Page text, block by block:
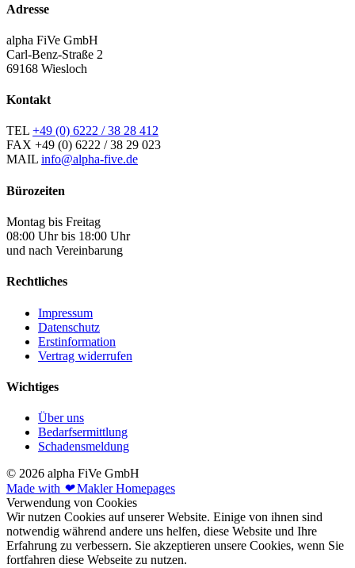
Adresse
alpha FiVe GmbH
Carl-Benz-Straße 2
69168 Wiesloch
Kontakt
TEL +49 (0) 6222 / 38 28 412
FAX +49 (0) 6222 / 38 29 023
MAIL info@alpha-five.de
Bürozeiten
Montag bis Freitag
08:00 Uhr bis 18:00 Uhr
und nach Vereinbarung
Rechtliches
Impressum
Datenschutz
Erstinformation
Vertrag widerrufen
Wichtiges
Über uns
Bedarfsermittlung
Schadensmeldung
© 2026 alpha FiVe GmbH
Made with ❤Makler Homepages
Verwendung von Cookies
Wir nutzen Cookies auf unserer Website. Einige von ihnen sind
notwendig während andere uns helfen, diese Website und Ihre
Erfahrung zu verbessern. Sie akzeptieren unsere Cookies, wenn Sie
fortfahren diese Webseite zu nutzen.